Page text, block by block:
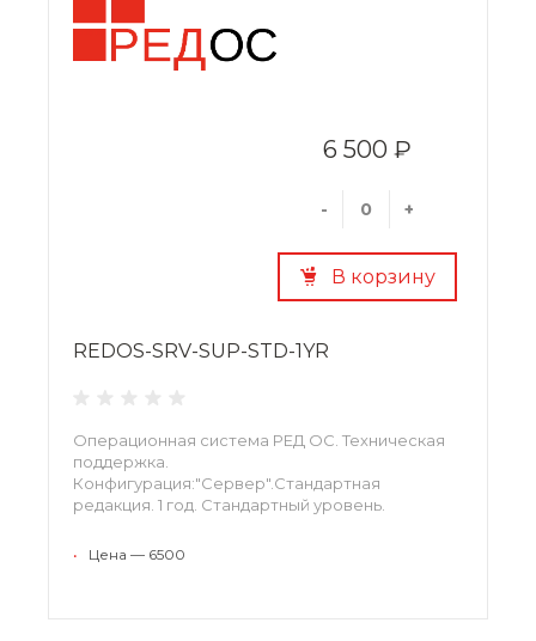
6 500 ₽
- +
В корзину
REDOS-SRV-SUP-STD-1YR
Операционная система РЕД ОС. Техническая
поддержка.
Конфигурация:"Сервер".Стандартная
редакция. 1 год. Стандартный уровень.
• Цена — 6500